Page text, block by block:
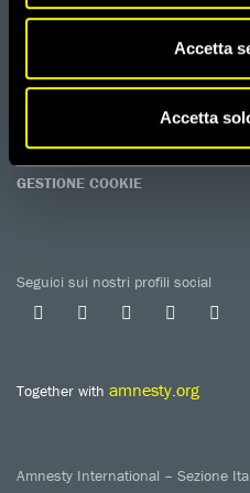
Accetta
Accetta
I programmi educativi.
COOKIE POLICY
GESTIONE COOKIE
Seguici sui nostri profili social
Together with amnesty.org
Amnesty International – Sezione